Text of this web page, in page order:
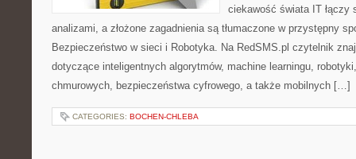
ciekawość świata IT łączy
analizami, a złożone zagadnienia są tłumaczone w przystępny
Bezpieczeństwo w sieci i Robotyka. Na RedSMS.pl czytelnik
dotyczące inteligentnych algorytmów, machine learningu,
chmurowych, bezpieczeństwa cyfrowego, a także mobilnych […]
CATEGORIES: BOCHEN-CHLEBA